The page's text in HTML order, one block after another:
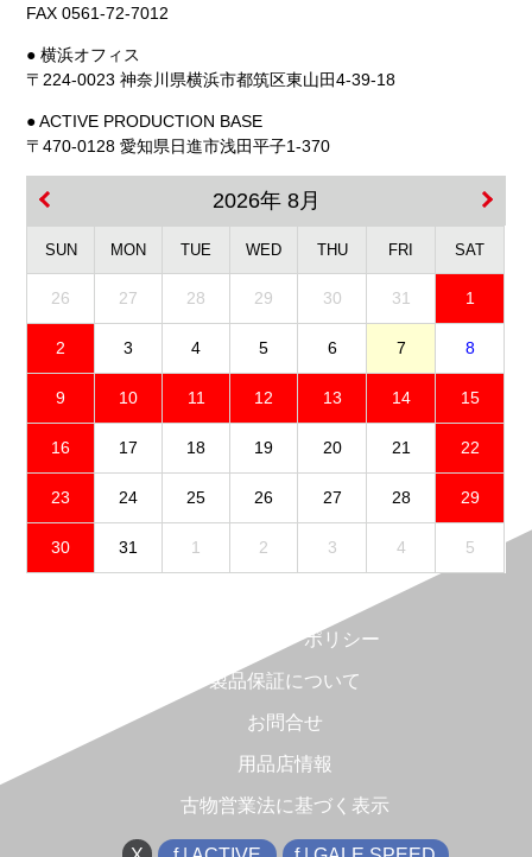
FAX 0561-72-7012
● 横浜オフィス
〒224-0023 神奈川県横浜市都筑区東山田4-39-18
● ACTIVE PRODUCTION BASE
〒470-0128 愛知県日進市浅田平子1-370
2026年 8月
SUN MON TUE WED THU FRI SAT
26 27 28 29 30 31 1
2 3 4 5 6 7 8
9 10 11 12 13 14 15
16 17 18 19 20 21 22
23 24 25 26 27 28 29
30 31 1 2 3 4 5
プライバシーポリシー
製品保証について
お問合せ
用品店情報
古物営業法に基づく表示